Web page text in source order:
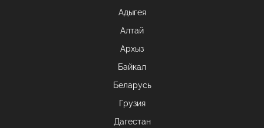
Адыгея
Алтай
Архыз
Байкал
Беларусь
Грузия
Дагестан